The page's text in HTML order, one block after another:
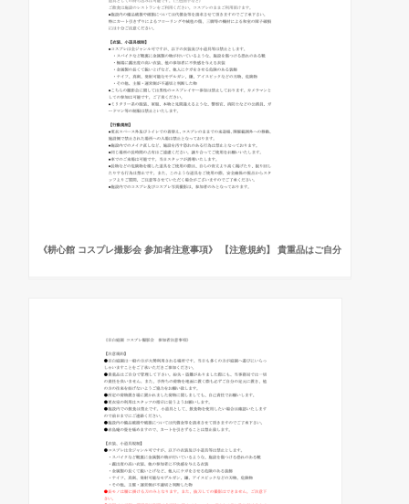
《耕心館 コスプレ撮影会 参加者注意事項》 【注意規約】 貴重品はご自分